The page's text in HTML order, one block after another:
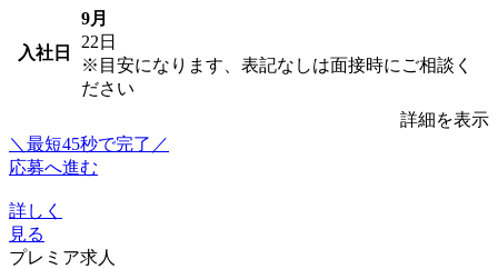
入社日
9月
22日
※目安になります、表記なしは面接時にご相談く
ださい
詳細を表示
＼最短45秒で完了／
応募へ進む
詳しく
見る
プレミア求人